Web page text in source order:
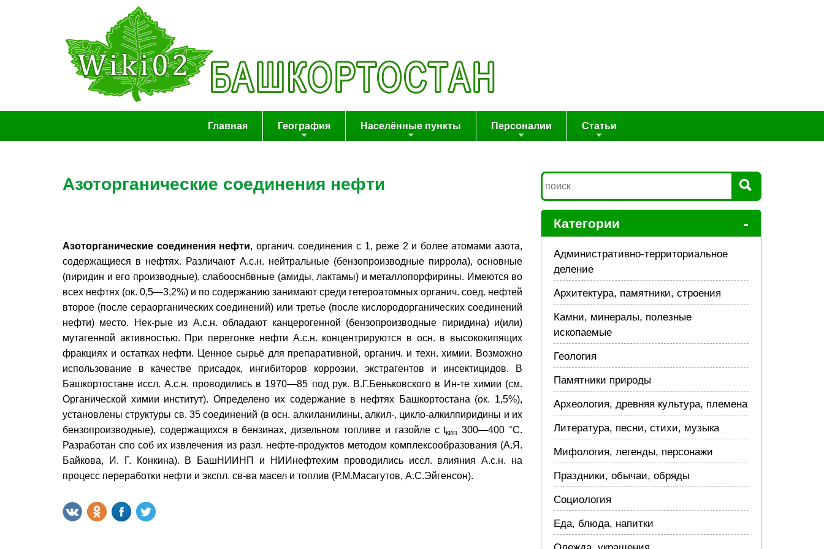
Главная География Населённые пункты Персоналии Статьи
Азоторганические соединения нефти
Азоторганические соединения нефти, органич. соединения с 1, реже 2 и более атомами азота,
содержащиеся в нефтях. Различают А.с.н. нейтральные (бензопроизводные пиррола), основные
(пиридин и его производные), слабооснбвные (амиды, лактамы) и металлопорфирины. Имеются во
всех нефтях (ок. 0,5—3,2%) и по содержанию занимают среди гетероатомных органич. соед. нефтей
второе (после сераорганических соединений) или третье (после кислородорганических соединений
нефти) место. Нек-рые из А.с.н. обладают канцерогенной (бензопроизводные пиридина) и(или)
мутагенной активностью. При перегонке нефти А.с.н. концентрируются в осн. в высококипящих
фракциях и остатках нефти. Ценное сырьё для препаративной, органич. и техн. химии. Возможно
использование в качестве присадок, ингибиторов коррозии, экстрагентов и инсектицидов. В
Башкортостане иссл. А.с.н. проводились в 1970—85 под рук. В.Г.Беньковского в Ин-те химии (см.
Органической химии институт). Определено их содержание в нефтях Башкортостана (ок. 1,5%),
установлены структуры св. 35 соединений (в осн. алкиланилины, алкил-, цикло-алкилпиридины и их
бензопроизводные), содержащихся в бензинах, дизельном топливе и газойле с tкип 300—400 °С.
Разработан спо соб их извлечения из разл. нефте-продуктов методом комплексообразования (А.Я.
Байкова, И. Г. Конкина). В БашНИИНП и НИИнефтехим проводились иссл. влияния А.с.н. на
процесс переработки нефти и экспл. св-ва масел и топлив (Р.М.Масагутов, А.С.Эйгенсон).
Категории -
Административно-территориальное
деление
Архитектура, памятники, строения
Камни, минералы, полезные
ископаемые
Геология
Памятники природы
Археология, древняя культура, племена
Литература, песни, стихи, музыка
Мифология, легенды, персонажи
Праздники, обычаи, обряды
Социология
Еда, блюда, напитки